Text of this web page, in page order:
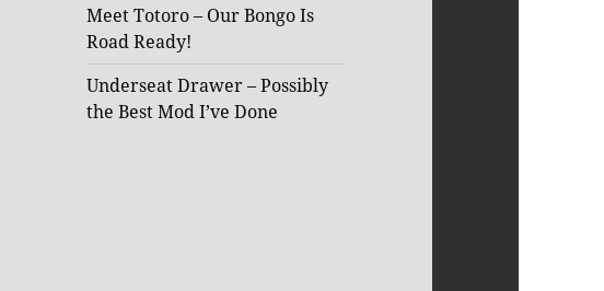
Meet Totoro – Our Bongo Is
Road Ready!
Underseat Drawer – Possibly
the Best Mod I’ve Done